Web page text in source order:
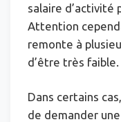
salaire d’activité
Attention
remonte à
d’être très faible.
Dans certains
de demander une